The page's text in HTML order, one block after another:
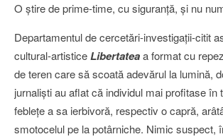
O ştire de prime-time, cu siguranţă, şi nu
Departamentul de cercetări-investigaţii-citit
cultural-artisticeLibertateaa format cu
de teren care să scoată adevărul la lumină,
jurnalişti au aflat că individul mai profitase în
febleţe a sa ierbivoră, respectiv o capră,
smotocelul pe la potârniche. Nimic suspect,